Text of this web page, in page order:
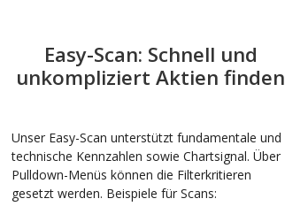
Easy-Scan: Schnell und
unkompliziert Aktien finden
Unser Easy-Scan unterstützt fundamentale und
technische Kennzahlen sowie Chartsignal. Über
Pulldown-Menüs können die Filterkritieren
gesetzt werden. Beispiele für Scans: